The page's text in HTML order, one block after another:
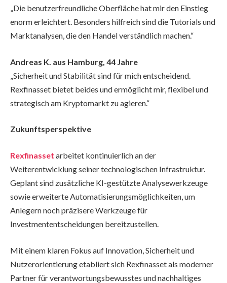
„Die benutzerfreundliche Oberfläche hat mir den Einstieg
enorm erleichtert. Besonders hilfreich sind die Tutorials und
Marktanalysen, die den Handel verständlich machen.“
Andreas K. aus Hamburg, 44 Jahre
„Sicherheit und Stabilität sind für mich entscheidend.
Rexfinasset bietet beides und ermöglicht mir, flexibel und
strategisch am Kryptomarkt zu agieren.“
Zukunftsperspektive
Rexfinasset arbeitet kontinuierlich an der
Weiterentwicklung seiner technologischen Infrastruktur.
Geplant sind zusätzliche KI-gestützte Analysewerkzeuge
sowie erweiterte Automatisierungsmöglichkeiten, um
Anlegern noch präzisere Werkzeuge für
Investmententscheidungen bereitzustellen.
Mit einem klaren Fokus auf Innovation, Sicherheit und
Nutzerorientierung etabliert sich Rexfinasset als moderner
Partner für verantwortungsbewusstes und nachhaltiges